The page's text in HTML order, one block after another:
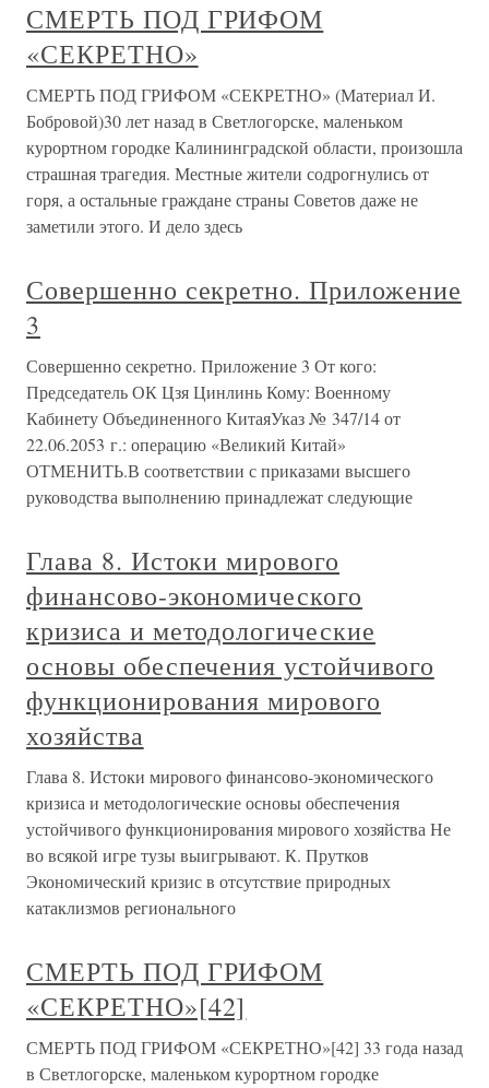
СМЕРТЬ ПОД ГРИФОМ
«СЕКРЕТНО»
СМЕРТЬ ПОД ГРИФОМ «СЕКРЕТНО» (Материал И.
Бобровой)30 лет назад в Светлогорске, маленьком
курортном городке Калининградской области, произошла
страшная трагедия. Местные жители содрогнулись от
горя, а остальные граждане страны Советов даже не
заметили этого. И дело здесь
Совершенно секретно. Приложение
3
Совершенно секретно. Приложение 3 От кого:
Председатель ОК Цзя Цинлинь Кому: Военному
Кабинету Объединенного КитаяУказ № 347/14 от
22.06.2053 г.: операцию «Великий Китай»
ОТМЕНИТЬ.В соответствии с приказами высшего
руководства выполнению принадлежат следующие
Глава 8. Истоки мирового
финансово-экономического
кризиса и методологические
основы обеспечения устойчивого
функционирования мирового
хозяйства
Глава 8. Истоки мирового финансово-экономического
кризиса и методологические основы обеспечения
устойчивого функционирования мирового хозяйства Не
во всякой игре тузы выигрывают. К. Прутков
Экономический кризис в отсутствие природных
катаклизмов регионального
СМЕРТЬ ПОД ГРИФОМ
«СЕКРЕТНО»[42]
СМЕРТЬ ПОД ГРИФОМ «СЕКРЕТНО»[42] 33 года назад
в Светлогорске, маленьком курортном городке